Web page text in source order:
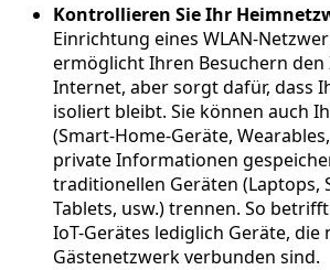
Kontrollieren Sie Ihr
Einrichtung eines WLAN-
ermöglicht Ihren Besuchern den
Internet, aber sorgt dafür, dass
isoliert bleibt. Sie können auch
(Smart-Home-Geräte,
private Informationen
traditionellen Geräten (Laptops,
Tablets, usw.) trennen. So
IoT-Gerätes lediglich Geräte, die
Gästenetzwerk verbunden sind.